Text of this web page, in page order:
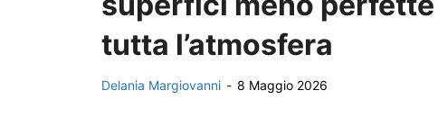
tutta l’atmosfera
Delania Margiovanni - 8 Maggio 2026